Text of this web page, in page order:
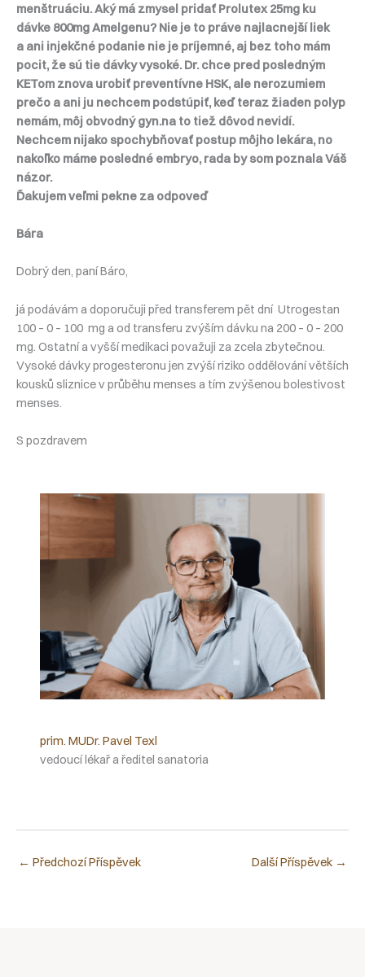
menštruáciu. Aký má zmysel pridať Prolutex 25mg ku
dávke 800mg Amelgenu? Nie je to práve najlacnejší liek
a ani injekčné podanie nie je príjemné, aj bez toho mám
pocit, že sú tie dávky vysoké. Dr. chce pred posledným
KETom znova urobiť preventívne HSK, ale nerozumiem
prečo a ani ju nechcem podstúpiť, keď teraz žiaden polyp
nemám, môj obvodný gyn.na to tiež dôvod nevidí.
Nechcem nijako spochybňovať postup môjho lekára, no
nakoľko máme posledné embryo, rada by som poznala Váš
názor.
Ďakujem veľmi pekne za odpoveď
Bára
Dobrý den, paní Báro,
já podávám a doporučuji před transferem pět dní Utrogestan
100 – 0 – 100 mg a od transferu zvýším dávku na 200 – 0 – 200
mg. Ostatní a vyšší medikaci považuji za zcela zbytečnou.
Vysoké dávky progesteronu jen zvýší riziko oddělování větších
kousků sliznice v průběhu menses a tím zvýšenou bolestivost
menses.
S pozdravem
prim. MUDr. Pavel Texl
vedoucí lékař a ředitel sanatoria
← Předchozí Příspěvek Další Příspěvek →